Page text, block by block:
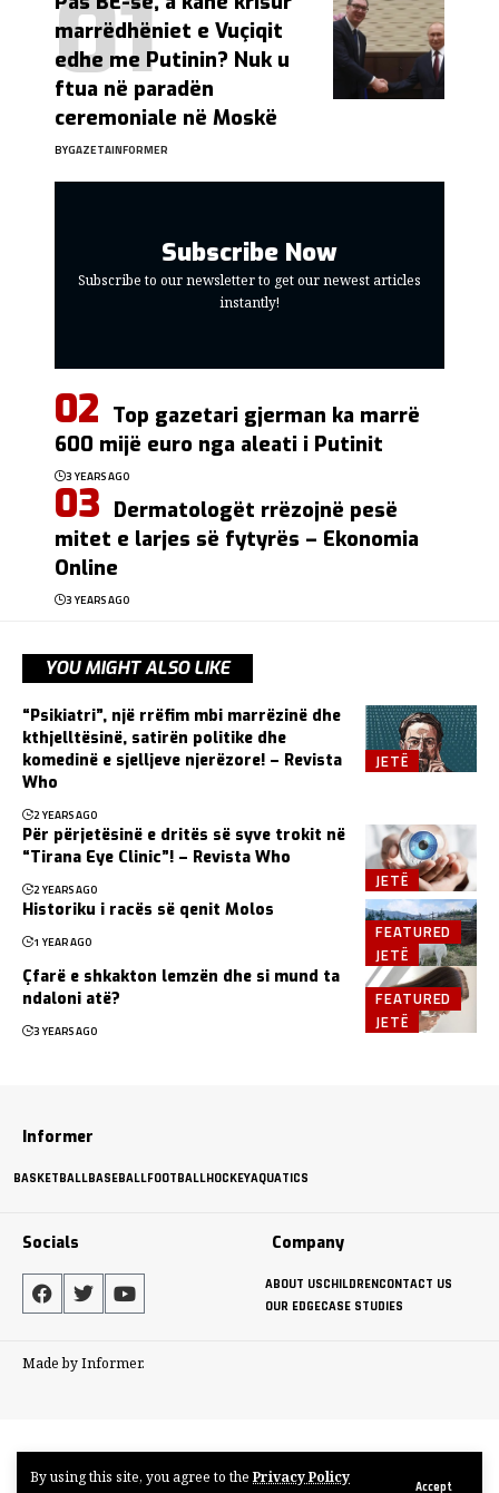
By using this site, you agree to the Privacy Policy
Accept
marrëdhëniet e Vuçiqit
edhe me Putinin? Nuk u
ftua në paradën
ceremoniale në Moskë
BYGAZETAINFORMER
Subscribe Now
Subscribe to our newsletter to get our newest articles
instantly!
Top gazetari gjerman ka marrë
600 mijë euro nga aleati i Putinit
3 YEARS AGO
Dermatologët rrëzojnë pesë
mitet e larjes së fytyrës – Ekonomia
Online
3 YEARS AGO
YOU MIGHT ALSO LIKE
JETË
“Psikiatri”, një rrëfim mbi marrëzinë dhe
kthjelltësinë, satirën politike dhe
komedinë e sjelljeve njerëzore! – Revista
Who
2 YEARS AGO
JETË
Për përjetësinë e dritës së syve trokit në
“Tirana Eye Clinic”! – Revista Who
2 YEARS AGO
FEATURED
JETË
Historiku i racës së qenit Molos
1 YEAR AGO
FEATURED
JETË
Çfarë e shkakton lemzën dhe si mund ta
ndaloni atë?
3 YEARS AGO
Informer
BASKETBALLBASEBALLFOOTBALLHOCKEYAQUATICS
Socials Company
ABOUT USCHILDRENCONTACT US
OUR EDGECASE STUDIES
Made by Informer.